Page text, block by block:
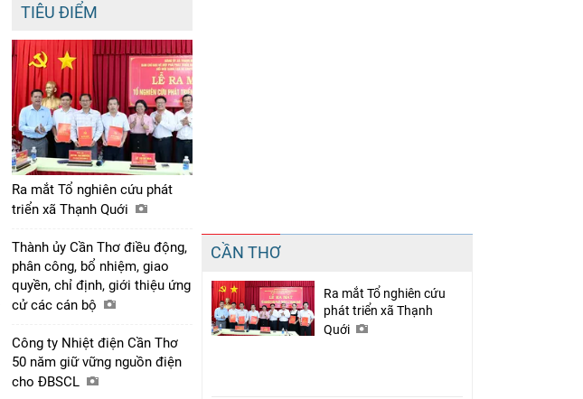
Chia sẻ
TIÊU ĐIỂM
Ra mắt Tổ nghiên cứu phát
triển xã Thạnh Quới
Thành ủy Cần Thơ điều động,
phân công, bổ nhiệm, giao
quyền, chỉ định, giới thiệu ứng
cử các cán bộ
Công ty Nhiệt điện Cần Thơ
50 năm giữ vững nguồn điện
cho ĐBSCL
CẦN THƠ
Ra mắt Tổ nghiên cứu
phát triển xã Thạnh
Quới